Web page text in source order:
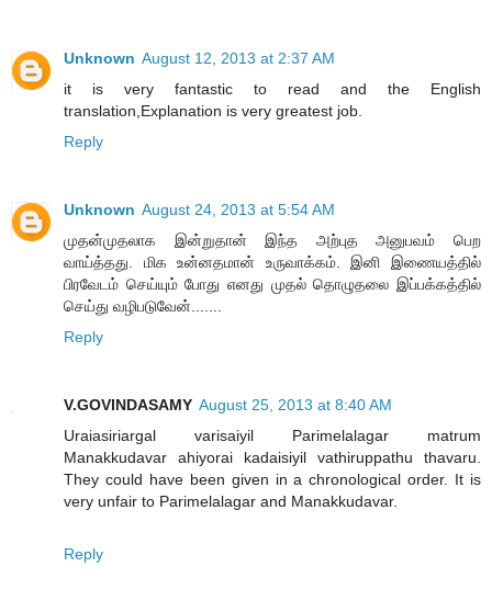
Unknown August 12, 2013 at 2:37 AM
it is very fantastic to read and the English
translation,Explanation is very greatest job.
Reply
Unknown August 24, 2013 at 5:54 AM
முதன்முதலாக இன்றுதான் இந்த அற்புத அனுபவம் பெற
வாய்த்தது. மிக உன்னதமான் உருவாக்கம். இனி இணையத்தில்
பிரவேடம் செய்யும் போது எனது முதல் தொழுதலை இப்பக்கத்தில்
செய்து வழிபடுவேன்.......
Reply
V.GOVINDASAMY August 25, 2013 at 8:40 AM
Uraiasiriargal varisaiyil Parimelalagar matrum
Manakkudavar ahiyorai kadaisiyil vathiruppathu thavaru.
They could have been given in a chronological order. It is
very unfair to Parimelalagar and Manakkudavar.
Reply